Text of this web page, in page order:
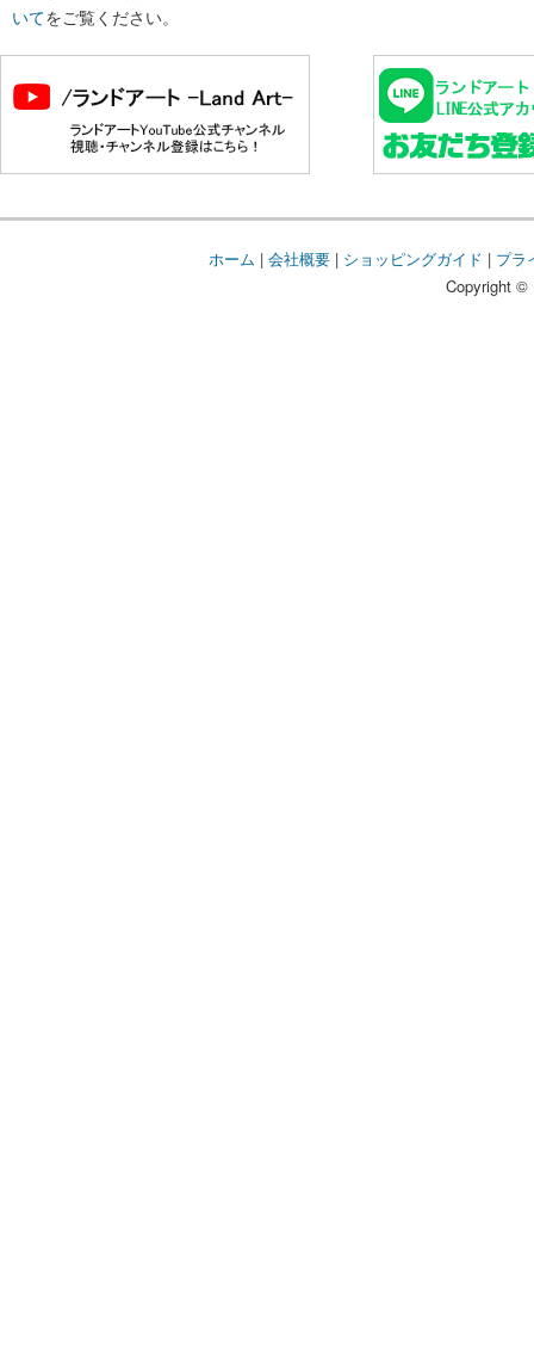
いてをご覧ください。
ホーム | 会社概要| ショッピングガイド | プラ
Copyright ©